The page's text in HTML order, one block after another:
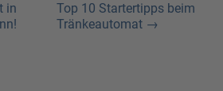
in
Top 10 Startertipps beim
Tränkeautomat →